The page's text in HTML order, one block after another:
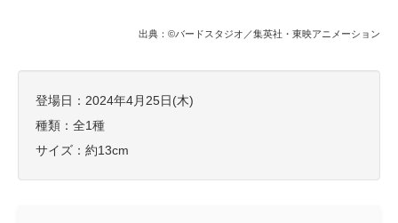
出典：©バードスタジオ／集英社・東映アニメーション
登場日：2024年4月25日(木)
種類：全1種
サイズ：約13cm